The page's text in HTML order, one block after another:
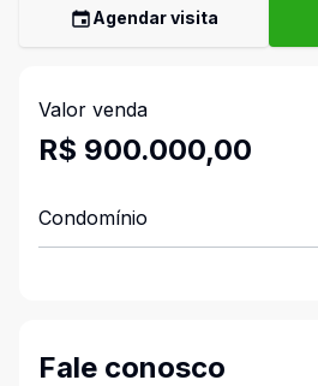
Agendar visita
Valor venda
R$ 900.000,00
Condomínio
Fale conosco